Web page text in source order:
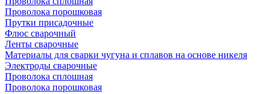
Проволока порошковая
Прутки присадочные
Флюс сварочный
Ленты сварочные
Материалы для сварки чугуна и сплавов на основе никеля
Электроды сварочные
Проволока сплошная
Проволока порошковая